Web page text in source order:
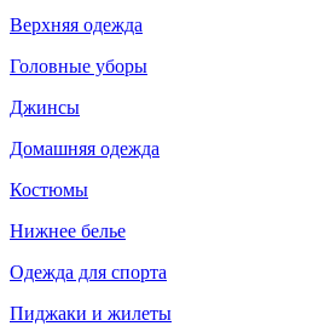
Верхняя одежда
Головные уборы
Джинсы
Домашняя одежда
Костюмы
Нижнее белье
Одежда для спорта
Пиджаки и жилеты